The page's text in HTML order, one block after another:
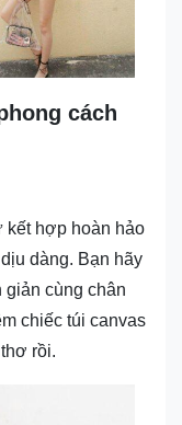
cách
kết hợp hoàn hảo
dàng. Bạn hãy
giản cùng chân
chiếc túi canvas
rồi.